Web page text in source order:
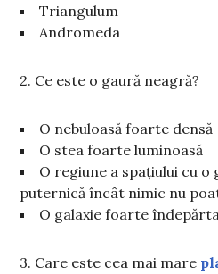
Triangulum
Andromeda
2. Ce este o gaură neagră?
O nebuloasă foarte densă
O stea foarte luminoasă
O regiune a spațiului cu
puternică încât nimic nu
O galaxie foarte
3. Care este cea mai mare